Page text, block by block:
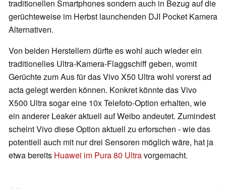
traditionellen Smartphones sondern auch in Bezug auf die
gerüchteweise im Herbst launchenden DJI Pocket Kamera
Alternativen.
Von beiden Herstellern dürfte es wohl auch wieder ein
traditionelles Ultra-Kamera-Flaggschiff geben, womit
Gerüchte zum Aus für das Vivo X50 Ultra wohl vorerst ad
acta gelegt werden können. Konkret könnte das Vivo
X500 Ultra sogar eine 10x Telefoto-Option erhalten, wie
ein anderer Leaker aktuell auf Weibo andeutet. Zumindest
scheint Vivo diese Option aktuell zu erforschen - wie das
potentiell auch mit nur drei Sensoren möglich wäre, hat ja
etwa bereits Huawei im Pura 80 Ultravorgemacht.